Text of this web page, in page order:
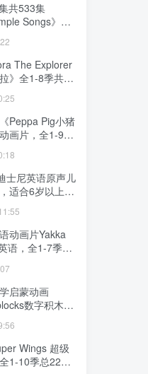
共533集
Songs》
频带英文字幕
配套音频
盘下载！
The Explorer
》全1-8季共
文字幕和配套音
网盘下载！
Peppa Pig小猪
画片，全1-9季
高清视频，
，百度网盘
士尼英语原声儿
适合6岁以上，
视频带中英文
盘下载！
动画片Yakka
语，全1-7季总
度网盘下载！
启蒙动画
数字积木》
高清视频带英
套音频MP3，
！
Wings 超级
1-10季总224